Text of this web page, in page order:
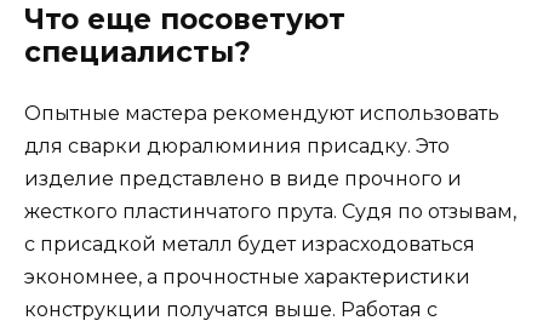
Что еще посоветуют
специалисты?
Опытные мастера рекомендуют использовать
для сварки дюралюминия присадку. Это
изделие представлено в виде прочного и
жесткого пластинчатого прута. Судя по отзывам,
с присадкой металл будет израсходоваться
экономнее, а прочностные характеристики
конструкции получатся выше. Работая с